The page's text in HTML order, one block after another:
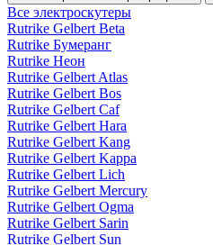
Все электро­скутеры
Rutrike Gelbert Beta
Rutrike Бумеранг
Rutrike Неон
Rutrike Gelbert Atlas
Rutrike Gelbert Bos
Rutrike Gelbert Caf
Rutrike Gelbert Hara
Rutrike Gelbert Kang
Rutrike Gelbert Kappa
Rutrike Gelbert Lich
Rutrike Gelbert Mercury
Rutrike Gelbert Ogma
Rutrike Gelbert Sarin
Rutrike Gelbert Sun